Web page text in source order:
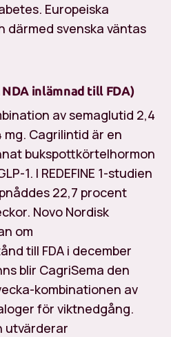
Europeiska
därmed svenska väntas
NDA inlämnad till FDA)
av semaglutid 2,4
Cagrilintid är en
bukspottkörtelhormon
1. I REDEFINE 1-studien
22,7 procent
Novo Nordisk
om
till FDA i december
blir CagriSema den
kombinationen av
för viktnedgång.
utvärderar